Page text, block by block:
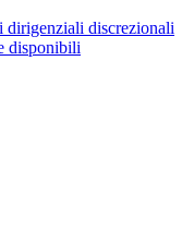
dirigenziali discrezionali
disponibili